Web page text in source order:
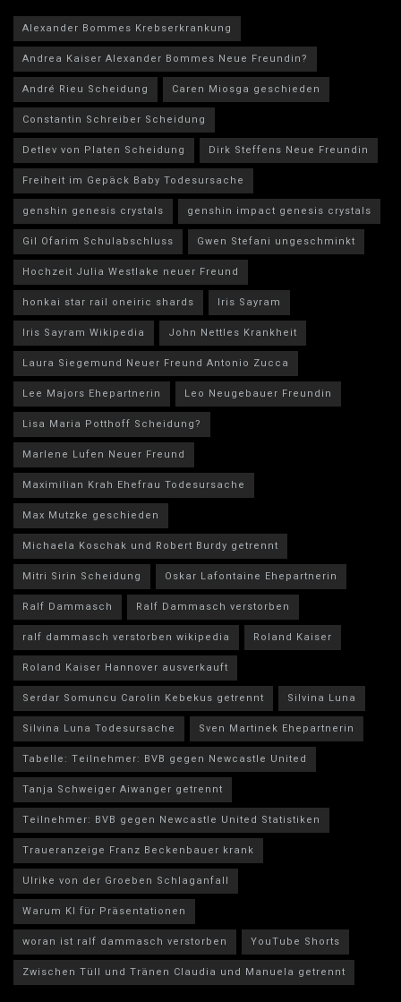
Alexander Bommes Krebserkrankung
Andrea Kaiser Alexander Bommes Neue Freundin?
André Rieu Scheidung
Caren Miosga geschieden
Constantin Schreiber Scheidung
Detlev von Platen Scheidung
Dirk Steffens Neue Freundin
Freiheit im Gepäck Baby Todesursache
genshin genesis crystals
genshin impact genesis crystals
Gil Ofarim Schulabschluss
Gwen Stefani ungeschminkt
Hochzeit Julia Westlake neuer Freund
honkai star rail oneiric shards
Iris Sayram
Iris Sayram Wikipedia
John Nettles Krankheit
Laura Siegemund Neuer Freund Antonio Zucca
Lee Majors Ehepartnerin
Leo Neugebauer Freundin
Lisa Maria Potthoff Scheidung?
Marlene Lufen Neuer Freund
Maximilian Krah Ehefrau Todesursache
Max Mutzke geschieden
Michaela Koschak und Robert Burdy getrennt
Mitri Sirin Scheidung
Oskar Lafontaine Ehepartnerin
Ralf Dammasch
Ralf Dammasch verstorben
ralf dammasch verstorben wikipedia
Roland Kaiser
Roland Kaiser Hannover ausverkauft
Serdar Somuncu Carolin Kebekus getrennt
Silvina Luna
Silvina Luna Todesursache
Sven Martinek Ehepartnerin
Tabelle: Teilnehmer: BVB gegen Newcastle United
Tanja Schweiger Aiwanger getrennt
Teilnehmer: BVB gegen Newcastle United Statistiken
Traueranzeige Franz Beckenbauer krank
Ulrike von der Groeben Schlaganfall
Warum KI für Präsentationen
woran ist ralf dammasch verstorben
YouTube Shorts
Zwischen Tüll und Tränen Claudia und Manuela getrennt